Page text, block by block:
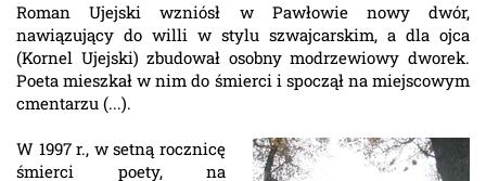
Roman Ujejski wzniósł w Pawłowie nowy dwór,
nawiązujący do willi w stylu szwajcarskim, a dla ojca
(Kornel Ujejski) zbudował osobny modrzewiowy dworek.
Poeta mieszkał w nim do śmierci i spoczął na miejscowym
cmentarzu (...).
W 1997 r., w setną rocznicę
śmierci poety, na